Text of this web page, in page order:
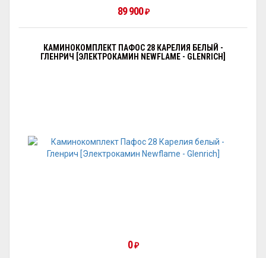
89 900₽
КАМИНОКОМПЛЕКТ ПАФОС 28 КАРЕЛИЯ БЕЛЫЙ -
ГЛЕНРИЧ [ЭЛЕКТРОКАМИН NEWFLAME - GLENRICH]
0₽